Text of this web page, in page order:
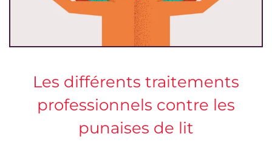
Les différents traitements
professionnels contre les
punaises de lit